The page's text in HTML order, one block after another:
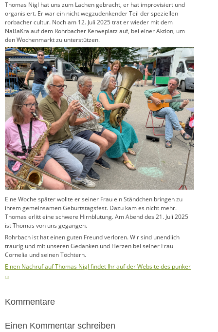
Thomas Nigl hat uns zum Lachen gebracht, er hat improvisiert und
organisiert. Er war ein nicht wegzudenkender Teil der speziellen
rorbacher cultur. Noch am 12. Juli 2025 trat er wieder mit dem
NaBaKra auf dem Rohrbacher Kerweplatz auf, bei einer Aktion, um
den Wochenmarkt zu unterstützen.
Eine Woche später wollte er seiner Frau ein Ständchen bringen zu
ihrem gemeinsamen Geburtstagsfest. Dazu kam es nicht mehr.
Thomas erlitt eine schwere Hirnblutung. Am Abend des 21. Juli 2025
ist Thomas von uns gegangen.
Rohrbach ist hat einen guten Freund verloren. Wir sind unendlich
traurig und mit unseren Gedanken und Herzen bei seiner Frau
Cornelia und seinen Töchtern.
Einen Nachruf auf Thomas Nigl findet Ihr auf der Website des punker
…
Kommentare
Einen Kommentar schreiben